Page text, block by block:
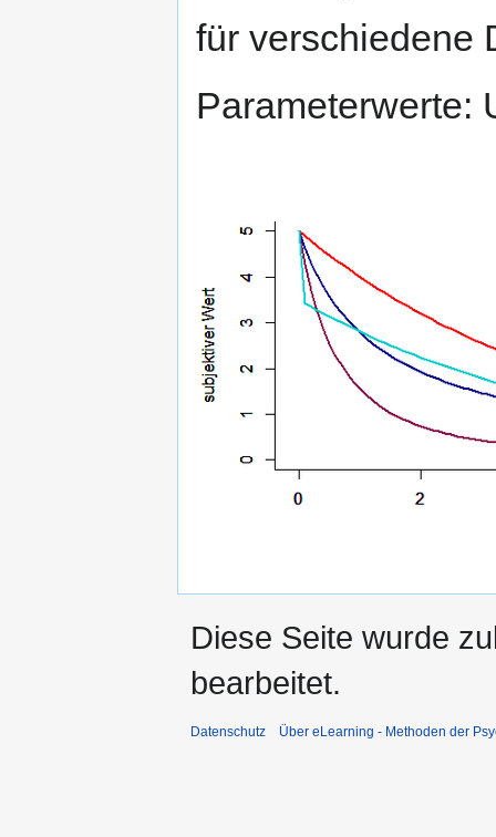
für verschiedene
Parameterwerte:
Diese Seite wurde
bearbeitet.
Datenschutz Über eLearning - Methoden der